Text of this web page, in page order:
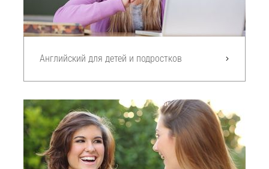
Английский для детей и подростков